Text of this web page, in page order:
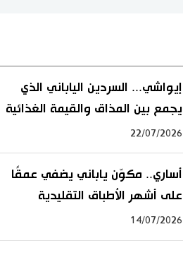
إيواشي... السردين الياباني الذي
يجمع بين المذاق والقيمة الغذائية
22/07/2026
أساري.. مكوّن ياباني يضفي عمقًا
على أشهر الأطباق التقليدية
14/07/2026